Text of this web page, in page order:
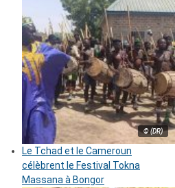
© (DR)
Le Tchad et le Cameroun
célèbrent le Festival Tokna
Massana à Bongor